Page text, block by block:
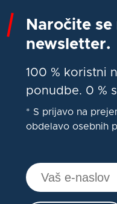
Naročite se
newsletter.
100 % koristni
ponudbe. 0 %
* S prijavo na
obdelavo osebnih